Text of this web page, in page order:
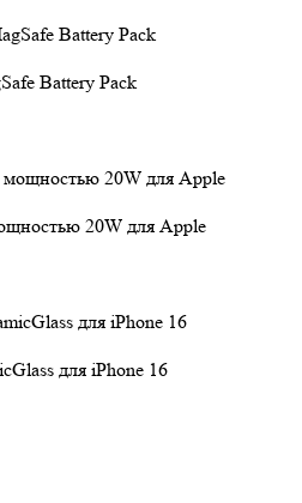
Battery Pack
20W для Apple
для iPhone 16